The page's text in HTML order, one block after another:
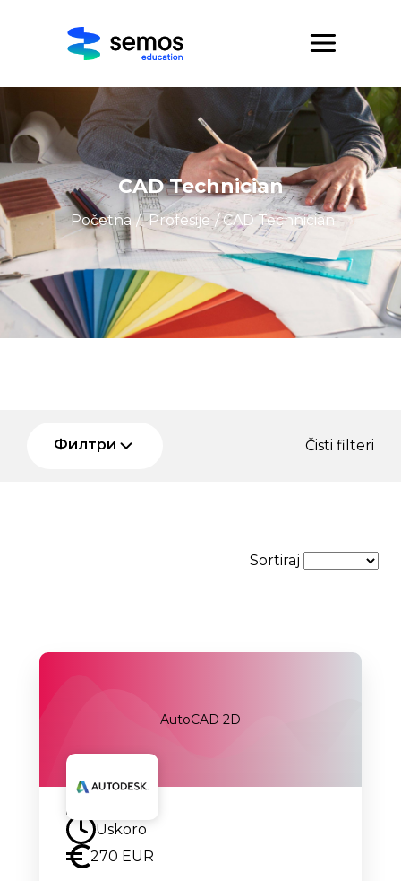
CAD Technician
Početna / Profesije / CAD Technician
Филтри Čisti filteri
Sortiraj
AutoCAD 2D
Uskoro
270 EUR